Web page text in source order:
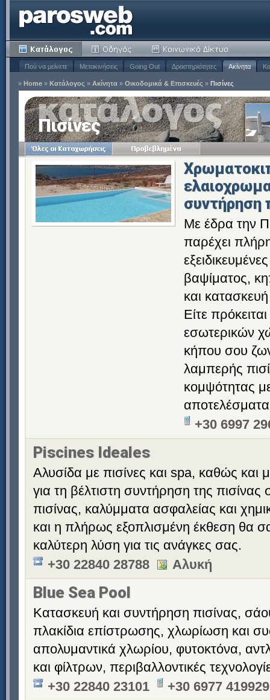
Πού να μείνετε Μετακινήσεις Going Out Δραστηριότητες Ακίνητα
» Home » Κατάλογος » Ακίνητα » Οικοδομικά & Επισκευές » Πισίνες
Πισίνες
συντήρηση
Με έδρα την
παρέχει
βαψίματος,
και
Είτε
εσωτερικών
κήπου σου
λαμπερής
κομψότητας
+30 6997
Piscines Ideales
Αλυσίδα με πισίνες και spa, καθώς και
για τη βέλτιστη συντήρηση της
πισίνας, καλύμματα ασφαλείας και
και η πλήρως εξοπλισμένη έκθεση θα
καλύτερη λύση για τις ανάγκες σας.
+30 22840 28788
Αλυκή
Blue Sea Pool
Κατασκευή και συντήρηση πισίνας,
πλακίδια επίστρωσης, χλωρίωση και
απολυμαντικά χλωρίου, φυτοκτόνα,
και φίλτρων, περιβαλλοντικές
+30 22840 23101
+30 6977 419929